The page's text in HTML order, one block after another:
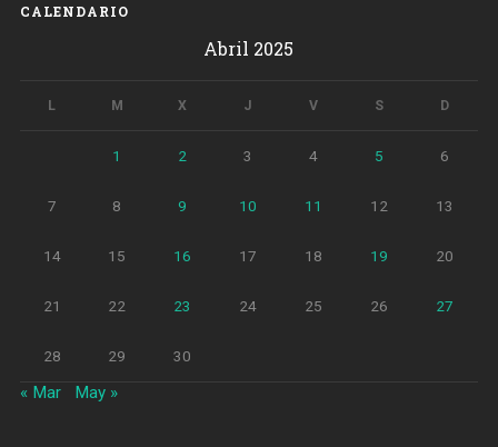
CALENDARIO
Abril 2025
L M X J V S D
1 2 3 4 5 6
7 8 9 10 11 12 13
14 15 16 17 18 19 20
21 22 23 24 25 26 27
28 29 30
« Mar May »